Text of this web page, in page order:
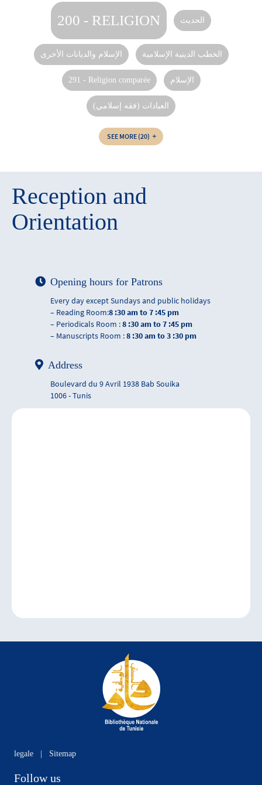
200 - RELIGION الحديث‏
الإسلام والديانات الأخرى الخطب الدينية الإسلامية
291 - Religion comparée الإسلام‏
العبادات (فقه إسلامي)
SEE MORE (20)
Reception and
Orientation
Opening hours for Patrons
Every day except Sundays and public holidays
– Reading Room:8 :30 am to 7 :45 pm
– Periodicals Room :8 :30 am to 7 :45 pm
– Manuscripts Room :8 :30 am to 3 :30 pm
Address
Boulevard du 9 Avril 1938 Bab Souika
1006 - Tunis
legale Sitemap
Follow us